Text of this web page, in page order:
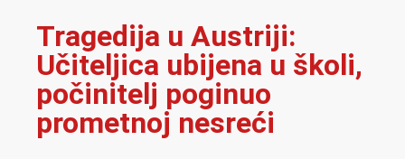
Tragedija u Austriji:
Učiteljica ubijena u školi,
počinitelj poginuo
prometnoj nesreći